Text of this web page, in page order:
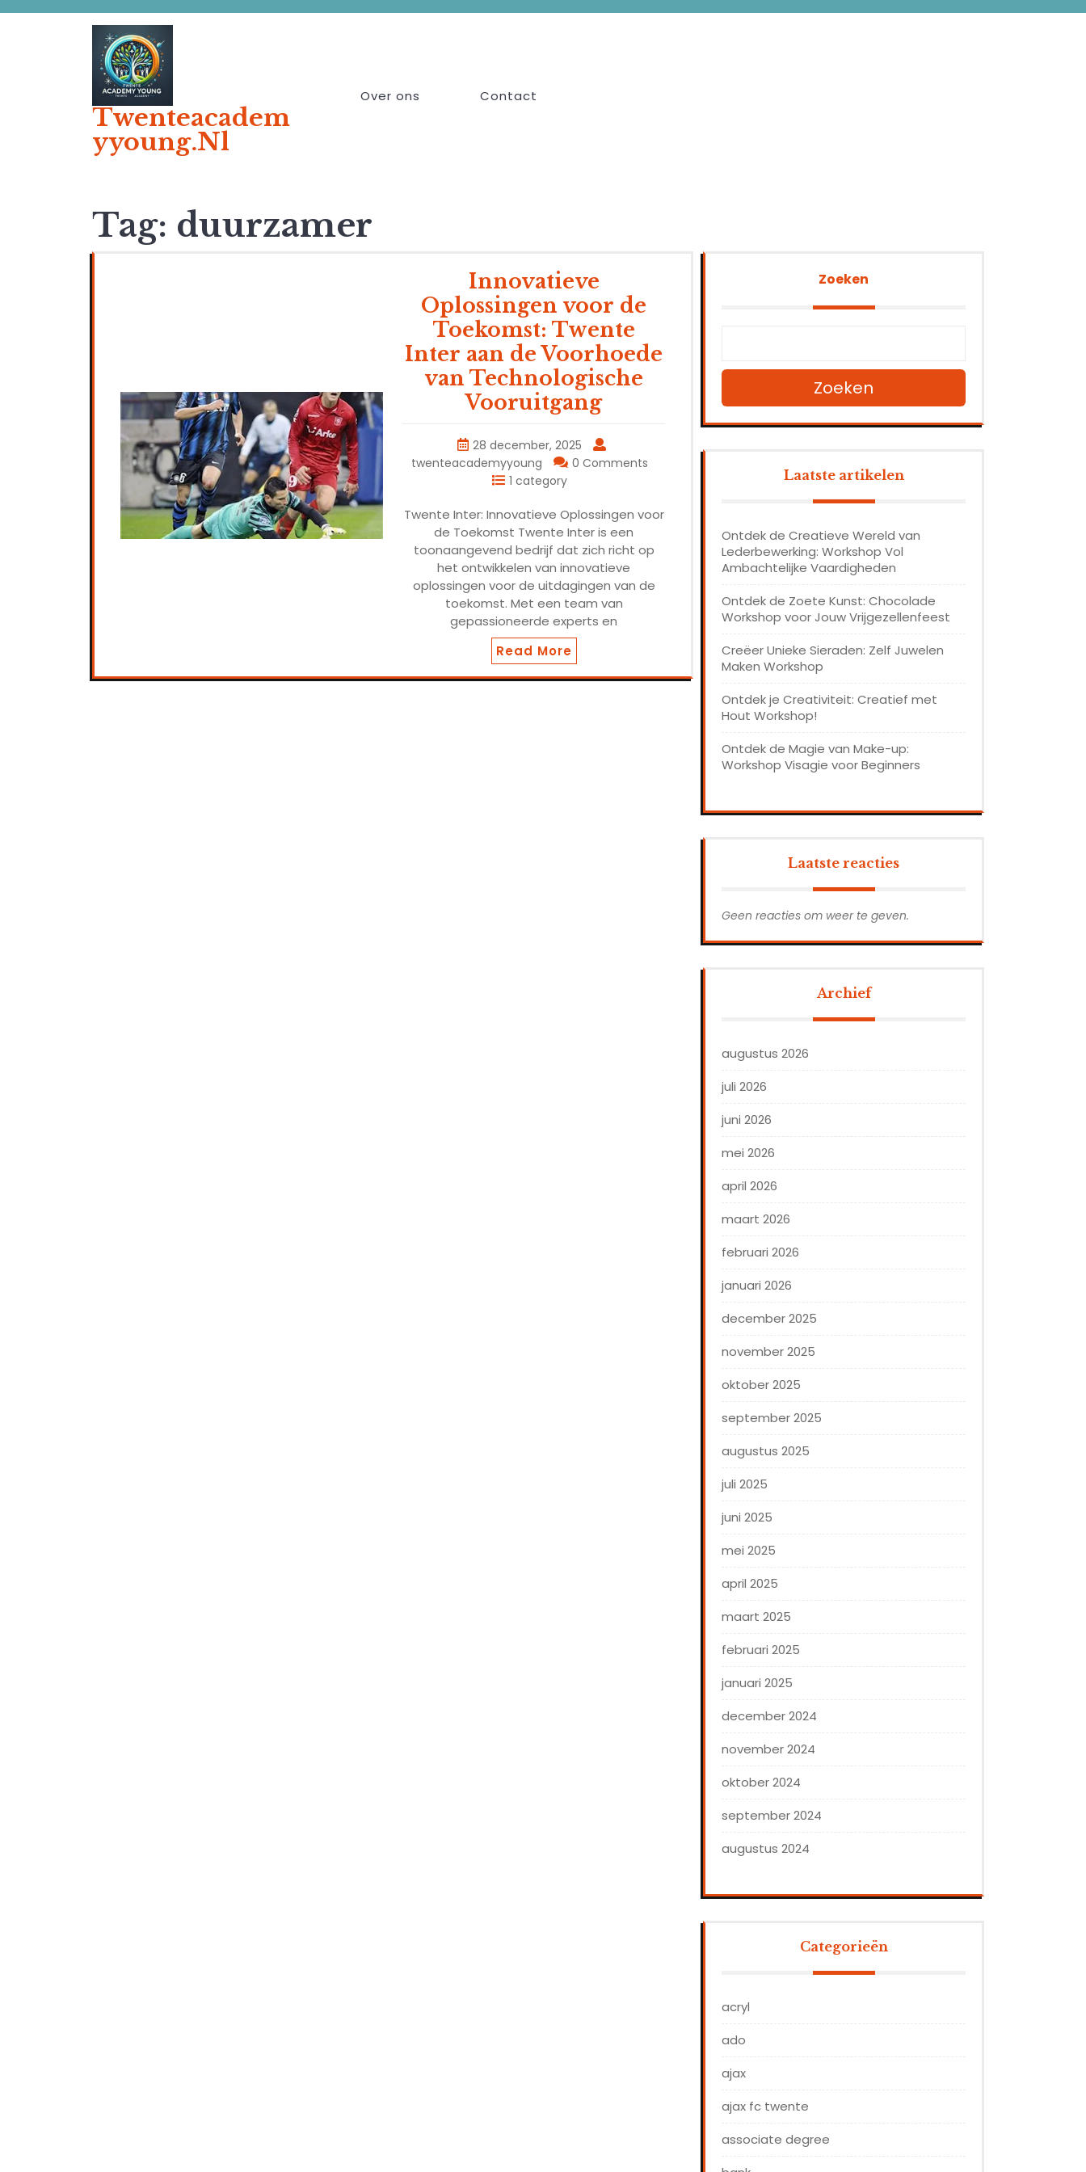
Twenteacadem
Yyoung.nl
Over ons Contact
Tag: duurzamer
Innovatieve
Oplossingen voor de
Toekomst: Twente
Inter aan de Voorhoede
van Technologische
Vooruitgang
28 december, 2025
twenteacademyyoung
0 Comments
1 category
Twente Inter: Innovatieve Oplossingen voor
de Toekomst Twente Inter is een
toonaangevend bedrijf dat zich richt op
het ontwikkelen van innovatieve
oplossingen voor de uitdagingen van de
toekomst. Met een team van
gepassioneerde experts en
Read More
Zoeken
Zoeken
Laatste artikelen
Ontdek de Creatieve Wereld van
Lederbewerking: Workshop Vol
Ambachtelijke Vaardigheden
Ontdek de Zoete Kunst: Chocolade
Workshop voor Jouw Vrijgezellenfeest
Creëer Unieke Sieraden: Zelf Juwelen
Maken Workshop
Ontdek je Creativiteit: Creatief met
Hout Workshop!
Ontdek de Magie van Make-up:
Workshop Visagie voor Beginners
Laatste reacties
Geen reacties om weer te geven.
Archief
augustus 2026
juli 2026
juni 2026
mei 2026
april 2026
maart 2026
februari 2026
januari 2026
december 2025
november 2025
oktober 2025
september 2025
augustus 2025
juli 2025
juni 2025
mei 2025
april 2025
maart 2025
februari 2025
januari 2025
december 2024
november 2024
oktober 2024
september 2024
augustus 2024
Categorieën
acryl
ado
ajax
ajax fc twente
associate degree